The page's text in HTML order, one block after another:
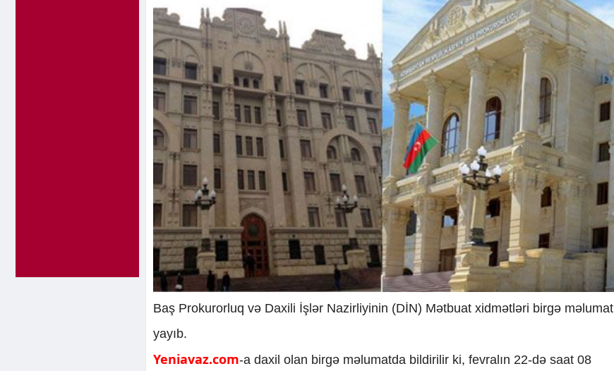
Baş Prokurorluq və Daxili İşlər Nazirliyinin (DİN) Mətbuat xidmətləri birgə məlumat
yayıb.
Yeniavaz.com-a daxil olan birgə məlumatda bildirilir ki, fevralın 22-də saat 08